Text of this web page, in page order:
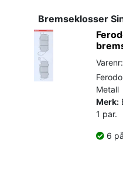
Bremseklosser
Metall
Merk:
1 par.
6